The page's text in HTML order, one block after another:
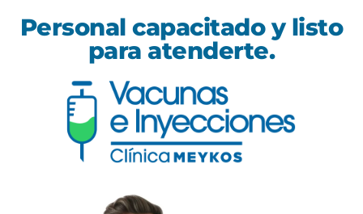
Personal capacitado y listo
para atenderte.